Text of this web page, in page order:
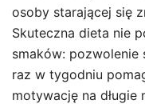
osoby starającej się
Skuteczna dieta nie
smaków: pozwolenie
raz w tygodniu
motywację na długie